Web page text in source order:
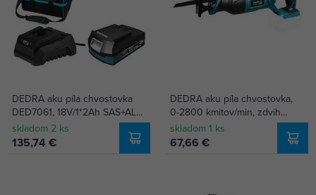
DEDRA aku píla chvostovka
DED7061, 18V/1*2Ah SAS+ALL,
taška DED7021
skladom 2 ks
135,74 €
DEDRA aku píla chvostovka,
0-2800 kmitov/min, zdvih
25,4 mm, 18V bez batérie,
SAS+ALL DED7061
skladom 1 ks
67,66 €